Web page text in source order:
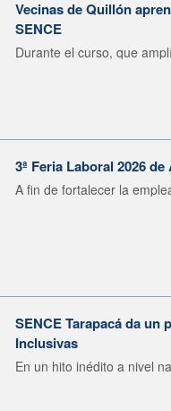
Vecinas de Quillón
SENCE
Durante el curso, que
3ª Feria Laboral 2026
A fin de fortalecer la
SENCE Tarapacá da un
Inclusivas
En un hito inédito a nivel